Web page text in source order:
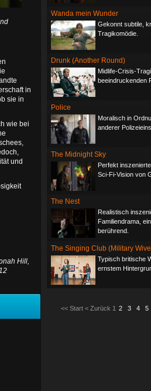
Wanda mein Wunder
Gekonnt subtile,
Tragikomödie.
Drunk (Another Round)
Midlife-Crisis-
beeindruckenden
Police
Moralisch in
anderer
The Midnight Sky
Perfekt
Sci-Fi-Vision von
The Nest
Realistisch
Familiendrama,
berührend.
The Singing Club (Military
Typisch britische
ernstem
<< Start < Zurück 1 2 3 4 5
in
sie in
wie bei
und
Hill,